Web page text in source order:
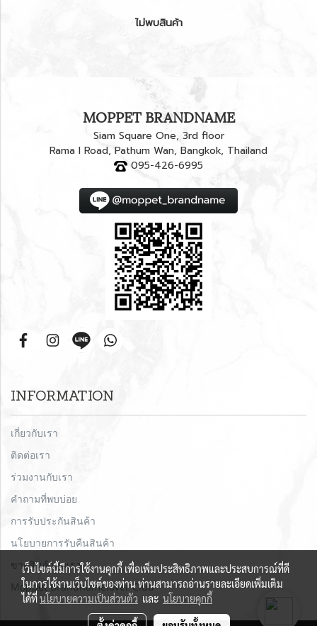
ไม่พบสินค้า
MOPPET BRANDNAME
Siam Square One, 3rd floor
Rama I Road, Pathum Wan, Bangkok, Thailand
095-426-6995
INFORMATION
เกี่ยวกับเรา
ติดต่อเรา
ร่วมงานกับเรา
คำถามที่พบบ่อย
การรับประกันสินค้า
นโยบายการรับคืนสินค้า
ขายสินค้ากับเรา
Moppet Brandnamelover Club
เว็บไซต์นี้มีการใช้งานคุกกี้ เพื่อเพิ่มประสิทธิภาพและประสบการณ์ที่ดี
ในการใช้งานเว็บไซต์ของท่าน ท่านสามารถอ่านรายละเอียดเพิ่มเติม
ได้ที่นโยบายความเป็นส่วนตัว และ นโยบายคุกกี้